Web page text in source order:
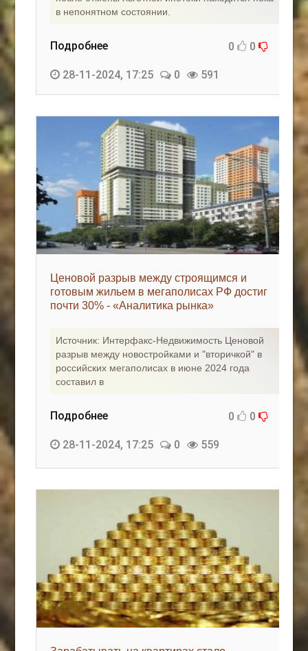
в непонятном состоянии.
Подробнее 0 0
28-11-2024, 17:25 0 591
Ценовой разрыв между строящимся и
готовым жильем в мегаполисах РФ достиг
почти 30% - «Аналитика рынка»
Источник: Интерфакс-Недвижимость Ценовой
разрыв между новостройками и "вторичкой" в
российских мегаполисах в июне 2024 года
составил в
Подробнее 0 0
28-11-2024, 17:25 0 559